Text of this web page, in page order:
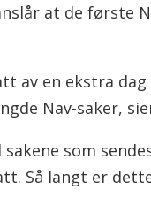
at de første
av en ekstra
Nav-saker,
som
Så langt er